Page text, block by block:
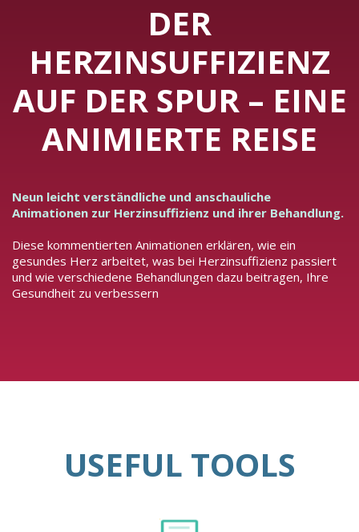
DER
HERZINSUFFIZIENZ
AUF DER SPUR – EINE
ANIMIERTE REISE
Neun leicht verständliche und anschauliche
Animationen zur Herzinsuffizienz und ihrer Behandlung.
Diese kommentierten Animationen erklären, wie ein
gesundes Herz arbeitet, was bei Herzinsuffizienz passiert
und wie verschiedene Behandlungen dazu beitragen, Ihre
Gesundheit zu verbessern
USEFUL TOOLS